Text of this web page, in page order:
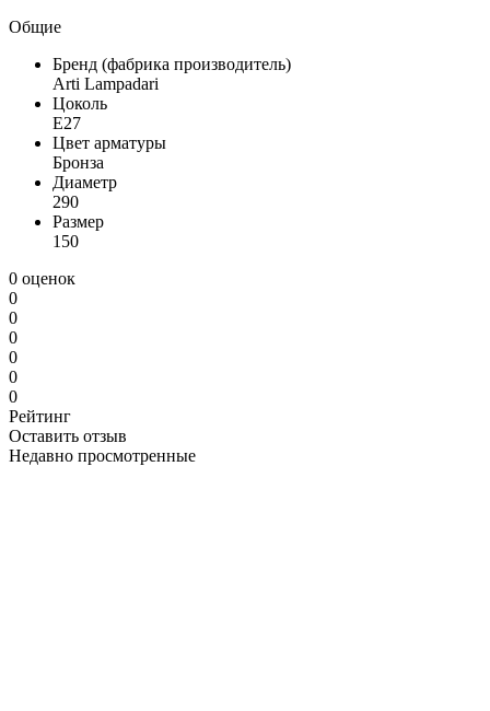
Общие
Бренд (фабрика производитель)
Arti Lampadari
Цоколь
E27
Цвет арматуры
Бронза
Диаметр
290
Размер
150
0 оценок
0
0
0
0
0
0
Рейтинг
Оставить отзыв
Недавно просмотренные